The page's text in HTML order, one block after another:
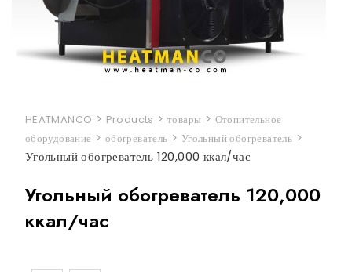
HEATMANCO > Products > товары > Отопительное
оборудование > обогреватель > Угольный обогреватель >
Угольный обогреватель 120,000 ккал/час
Угольный обогреватель 120,000
ккал/час